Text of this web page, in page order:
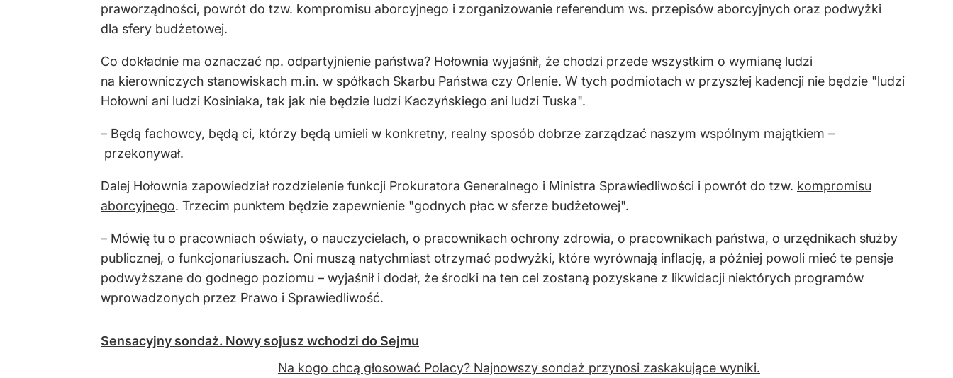
praworządności, powrót do tzw. kompromisu aborcyjnego i zorganizowanie referendum ws. przepisów aborcyjnych oraz podwyżki
dla sfery budżetowej.
Co dokładnie ma oznaczać np. odpartyjnienie państwa? Hołownia wyjaśnił, że chodzi przede wszystkim o wymianę ludzi
na kierowniczych stanowiskach m.in. w spółkach Skarbu Państwa czy Orlenie. W tych podmiotach w przyszłej kadencji nie będzie "ludzi
Hołowni ani ludzi Kosiniaka, tak jak nie będzie ludzi Kaczyńskiego ani ludzi Tuska".
– Będą fachowcy, będą ci, którzy będą umieli w konkretny, realny sposób dobrze zarządzać naszym wspólnym majątkiem –
przekonywał.
Dalej Hołownia zapowiedział rozdzielenie funkcji Prokuratora Generalnego i Ministra Sprawiedliwości i powrót do tzw. kompromisu
aborcyjnego. Trzecim punktem będzie zapewnienie "godnych płac w sferze budżetowej".
– Mówię tu o pracowniach oświaty, o nauczycielach, o pracownikach ochrony zdrowia, o pracownikach państwa, o urzędnikach służby
publicznej, o funkcjonariuszach. Oni muszą natychmiast otrzymać podwyżki, które wyrównają inflację, a później powoli mieć te pensje
podwyższane do godnego poziomu – wyjaśnił i dodał, że środki na ten cel zostaną pozyskane z likwidacji niektórych programów
wprowadzonych przez Prawo i Sprawiedliwość.
Sensacyjny sondaż. Nowy sojusz wchodzi do Sejmu
Na kogo chcą głosować Polacy? Najnowszy sondaż przynosi zaskakujące wyniki.